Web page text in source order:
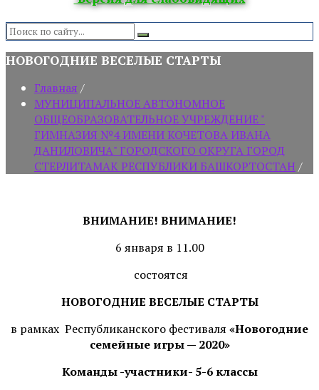
Search:
НОВОГОДНИЕ ВЕСЕЛЫЕ СТАРТЫ
Главная /
МУНИЦИПАЛЬНОЕ АВТОНОМНОЕ
ОБЩЕОБРАЗОВАТЕЛЬНОЕ УЧРЕЖДЕНИЕ "
ГИМНАЗИЯ №4 ИМЕНИ КОЧЕТОВА ИВАНА
ДАНИЛОВИЧА" ГОРОДСКОГО ОКРУГА ГОРОД
СТЕРЛИТАМАК РЕСПУБЛИКИ БАШКОРТОСТАН /
ВНИМАНИЕ! ВНИМАНИЕ!
6 января в 11.00
состоятся
НОВОГОДНИЕ ВЕСЕЛЫЕ СТАРТЫ
в рамках Республиканского фестиваля «Новогодние
семейные игры — 2020»
Команды -участники- 5-6 классы